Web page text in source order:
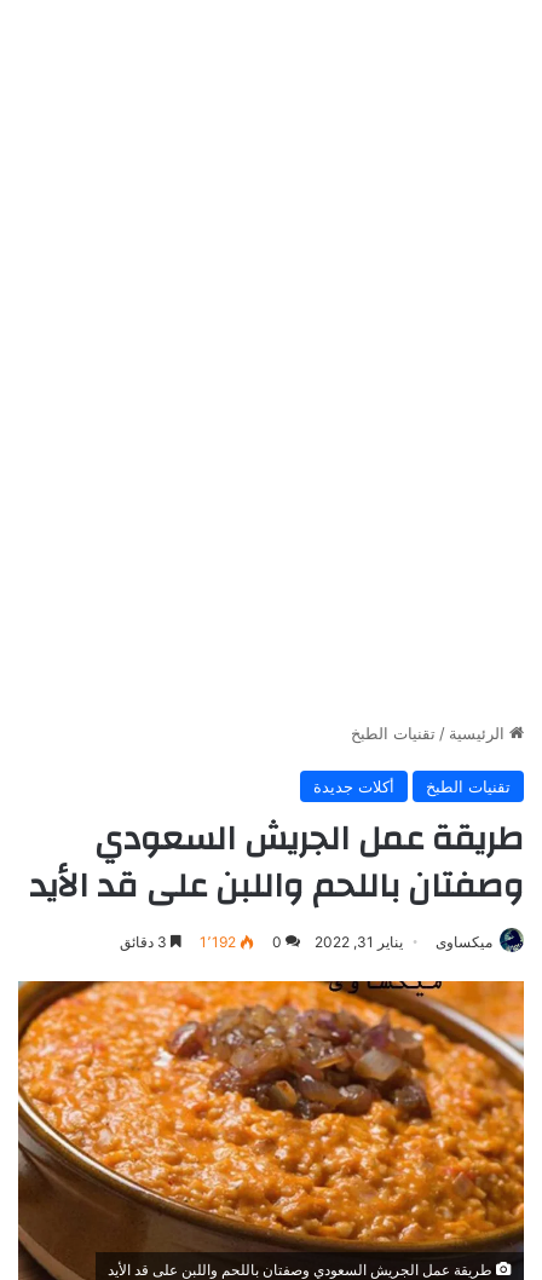
الرئيسية / تقنيات الطبخ
تقنيات الطبخ أكلات جديدة
طريقة عمل الجريش السعودي
وصفتان باللحم واللبن على قد الأيد
ميكساوى يناير 31, 2022 0 1٬192
طريقة عمل الجريش السعودي وصفتان باللحم واللبن على قد الأيد